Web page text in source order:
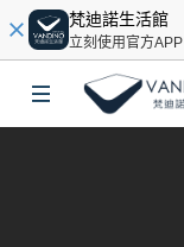
梵迪諾生活館
立刻使用官方APP